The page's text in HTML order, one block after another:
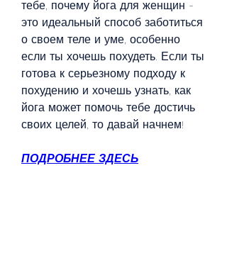
тебе, почему йога для женщин -
это идеальный способ заботиться
о своем теле и уме, особенно
если ты хочешь похудеть. Если ты
готова к серьезному подходу к
похудению и хочешь узнать, как
йога может помочь тебе достичь
своих целей, то давай начнем!
ПОДРОБНЕЕ ЗДЕСЬ